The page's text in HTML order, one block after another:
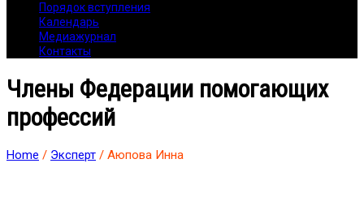
Порядок вступления
Календарь
Медиажурнал
Контакты
Члены Федерации помогающих
профессий
Home / Эксперт / Аюпова Инна